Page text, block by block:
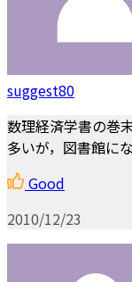
suggest80
数理経済学書の巻
多いが，図書館に
Good
2010/12/23